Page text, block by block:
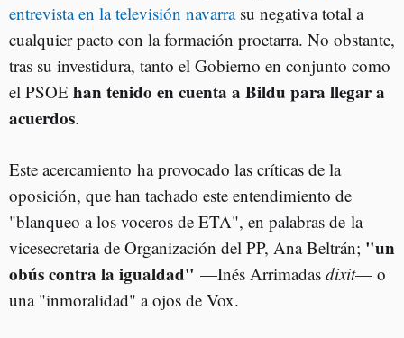
entrevista en la televisión navarrasu negativa total a
cualquier pacto con la formación proetarra. No obstante,
tras su investidura, tanto el Gobierno en conjunto como
el PSOE han tenido en cuenta a Bildu para llegar a
acuerdos.
Este acercamiento ha provocado las críticas de la
oposición, que han tachado este entendimiento de
"blanqueo a los voceros de ETA", en palabras de la
vicesecretaria de Organización del PP, Ana Beltrán; "un
obús contra la igualdad" —Inés Arrimadas dixit— o
una "inmoralidad" a ojos de Vox.